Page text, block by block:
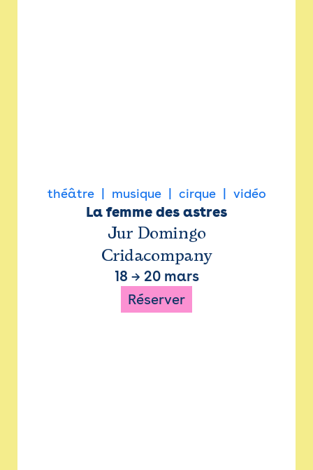
théâtre musique cirque vidéo
La femme des astres
Jur Domingo
Cridacompany
18 → 20 mars
Réserver